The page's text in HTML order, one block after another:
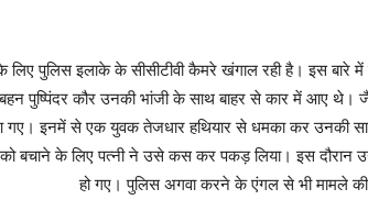
लिए पुलिस इलाके के सीसीटीवी कैमरे खंगाल रही है। इस बारे
पुष्पिंदर कौर उनकी भांजी के साथ बाहर से कार में आए थे।
गए। इनमें से एक युवक तेजधार हथियार से धमका कर उनकी
बचाने के लिए पत्नी ने उसे कस कर पकड़ लिया। इस दौरान
हो गए। पुलिस अगवा करने के एंगल से भी मामले